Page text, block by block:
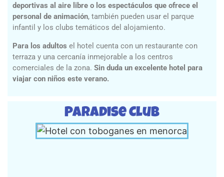
deportivas al aire libre o los espectáculos que ofrece el
personal de animación, también pueden usar el parque
infantil y los clubs temáticos del alojamiento.
Para los adultos el hotel cuenta con un restaurante con
terraza y una cercanía inmejorable a los centros
comerciales de la zona. Sin duda un excelente hotel para
viajar con niños este verano.
Paradise Club